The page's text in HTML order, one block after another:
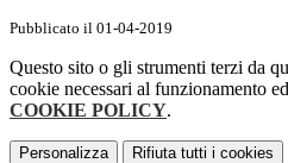
Pubblicato il 01-04-2019
Questo sito o gli strumenti terzi da
cookie necessari al funzionamento
COOKIE POLICY.
Personalizza Rifiuta tutti i cookies